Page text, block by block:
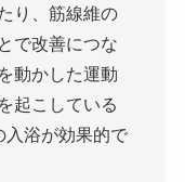
り、筋線維の
で改善につな
動かした運動
起こしている
入浴が効果的で